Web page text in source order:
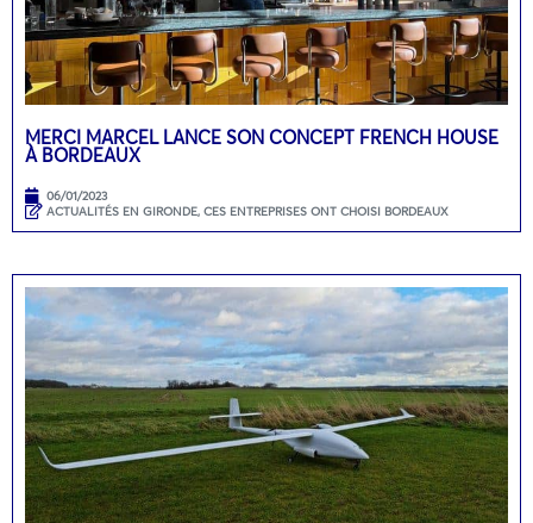
MERCI MARCEL LANCE SON CONCEPT FRENCH HOUSE
À BORDEAUX
06/01/2023
ACTUALITÉS EN GIRONDE, CES ENTREPRISES ONT CHOISI BORDEAUX